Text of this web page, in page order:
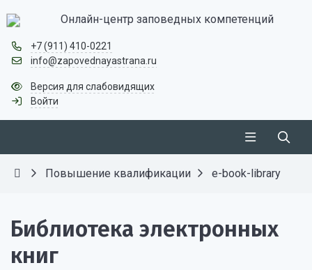
Онлайн-центр заповедных компетенций
+7 (911) 410-0221
info@zapovednayastrana.ru
Версия для слабовидящих
Войти
Повышение квалификации e-book-library
Библиотека электронных
книг